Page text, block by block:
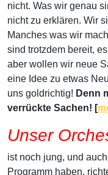
nicht. Was wir genau
nicht zu erklären. Wir
Manches was wir
sind trotzdem bereit,
aber wollen wir neue
eine Idee zu etwas
uns goldrichtig! Denn
verrückte Sachen! [
Unser
ist noch jung, und
Programm haben,